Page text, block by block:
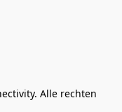
Alle rechten